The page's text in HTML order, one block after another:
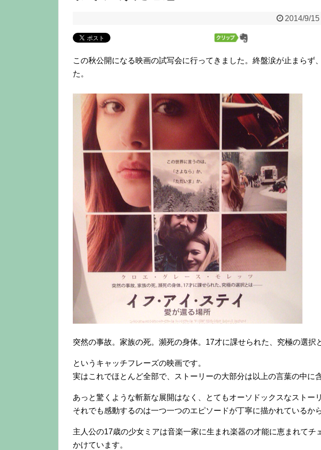
2014/9/15
この秋公開になる映画の試写会に行ってきました。終盤涙が止まらず
た。
突然の事故。家族の死。瀕死の身体。17才に課せられた、究極の選択
というキャッチフレーズの映画です。
実はこれでほとんど全部で、ストーリーの大部分は以上の言葉の中に
あっと驚くような斬新な展開はなく、とてもオーソドックスなストー
それでも感動するのは一つ一つのエピソードが丁寧に描かれているか
主人公の17歳の少女ミアは音楽一家に生まれ楽器の才能に恵まれてチ
かけています。